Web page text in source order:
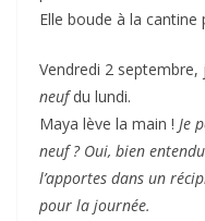
Elle boude à la
Vendredi 2
neufdu lundi.
Maya lève la main ! Je
neuf ? Oui, bien
l’apportes dans un
pour la journée.